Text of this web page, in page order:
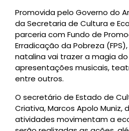
Promovida pelo Governo do
da Secretaria de Cultura e
parceria com Fundo de
Erradicação da Pobreza
natalina vai trazer a magia
apresentações musicais,
entre outros.
O secretário de Estado de
Criativa, Marcos Apolo Muniz,
atividades movimentam a